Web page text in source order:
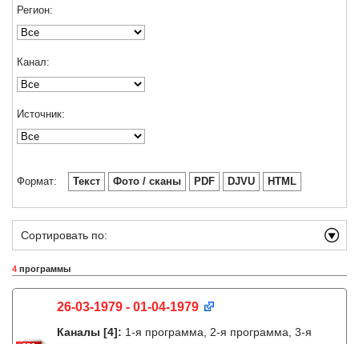
Регион:
Канал:
Источник:
Формат: Текст Фото / сканы PDF DJVU HTML
Сортировать по:
4 программы
26-03-1979 - 01-04-1979
Каналы [4]: 1-я программа, 2-я программа, 3-я